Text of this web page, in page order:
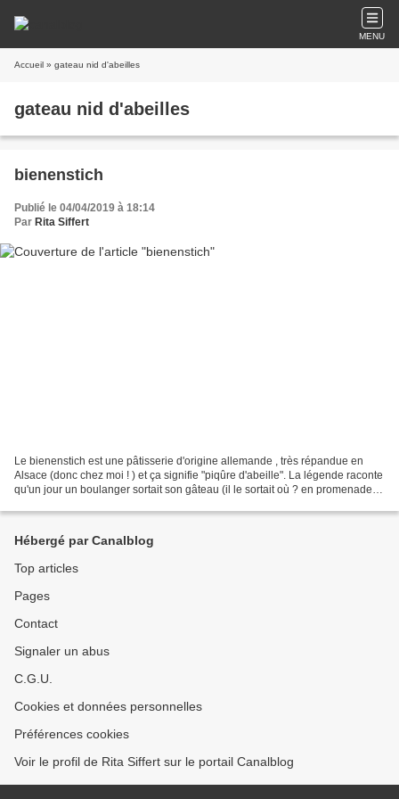
MENU
Accueil » gateau nid d'abeilles
gateau nid d'abeilles
bienenstich
Publié le 04/04/2019 à 18:14
Par Rita Siffert
Le bienenstich est une pâtisserie d'origine allemande , très répandue en
Alsace (donc chez moi ! ) et ça signifie "piqûre d'abeille". La légende raconte
qu'un jour un boulanger sortait son gâteau (il le sortait où ? en promenade ?
Hébergé par Canalblog
Top articles
Pages
Contact
Signaler un abus
C.G.U.
Cookies et données personnelles
Préférences cookies
Voir le profil de Rita Siffert sur le portail Canalblog